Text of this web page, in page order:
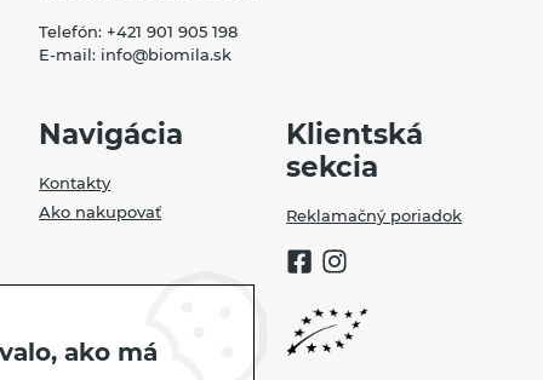
Telefón: +421 901 905 198
E-mail: info@biomila.sk
Navigácia
Kontakty
Ako nakupovať
Klientská
sekcia
Reklamačný poriadok
ako má